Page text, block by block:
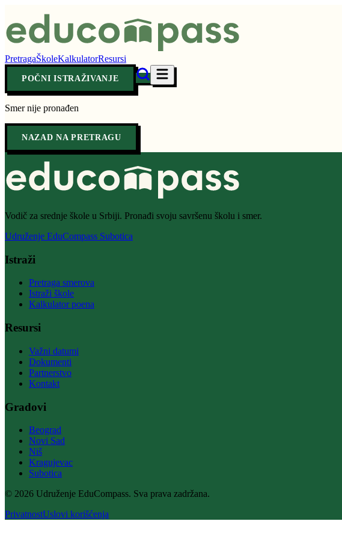
PretragaŠkoleKalkulatorResursi
POČNI ISTRAŽIVANJE
Smer nije pronađen
NAZAD NA PRETRAGU
Vodič za srednje škole u Srbiji. Pronađi svoju savršenu školu i smer.
Udruženje EduCompass Subotica
Istraži
Pretraga smerova
Istraži škole
Kalkulator poena
Resursi
Važni datumi
Dokumenti
Partnerstvo
Kontakt
Gradovi
Beograd
Novi Sad
Niš
Kragujevac
Subotica
© 2026 Udruženje EduCompass. Sva prava zadržana.
PrivatnostUslovi korišćenja